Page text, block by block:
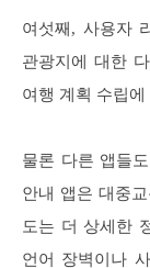
여섯째, 사용자
관광지에 대한
여행 계획 수립
물론 다른 앱들
안내 앱은 대중
도는 더 상세한
언어 장벽이나